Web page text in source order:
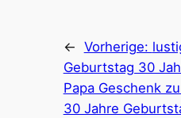
← Vorherige:
Geburtstag 30
Papa Geschenk
30 Jahre